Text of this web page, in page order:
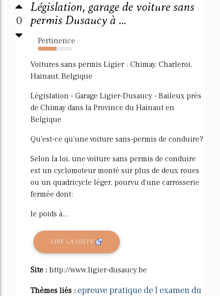
0
Législation, garage de voiture sans
permis Dusaucy à ...
Pertinence
54%
Voitures sans permis Ligier : Chimay, Charleroi,
Hainaut, Belgique
Législation - Garage Ligier-Dusaucy - Baileux près
de Chimay dans la Province du Hainaut en
Belgique
Qu'est-ce qu'une voiture sans-permis de conduire?
Selon la loi, une voiture sans permis de conduire
est un cyclomoteur monté sur plus de deux roues
ou un quadricycle léger, pourvu d'une carrosserie
fermée dont:
le poids à...
LIRE LA SUITE
Site : http://www.ligier-dusaucy.be
Thèmes liés : epreuve pratique de l examen du